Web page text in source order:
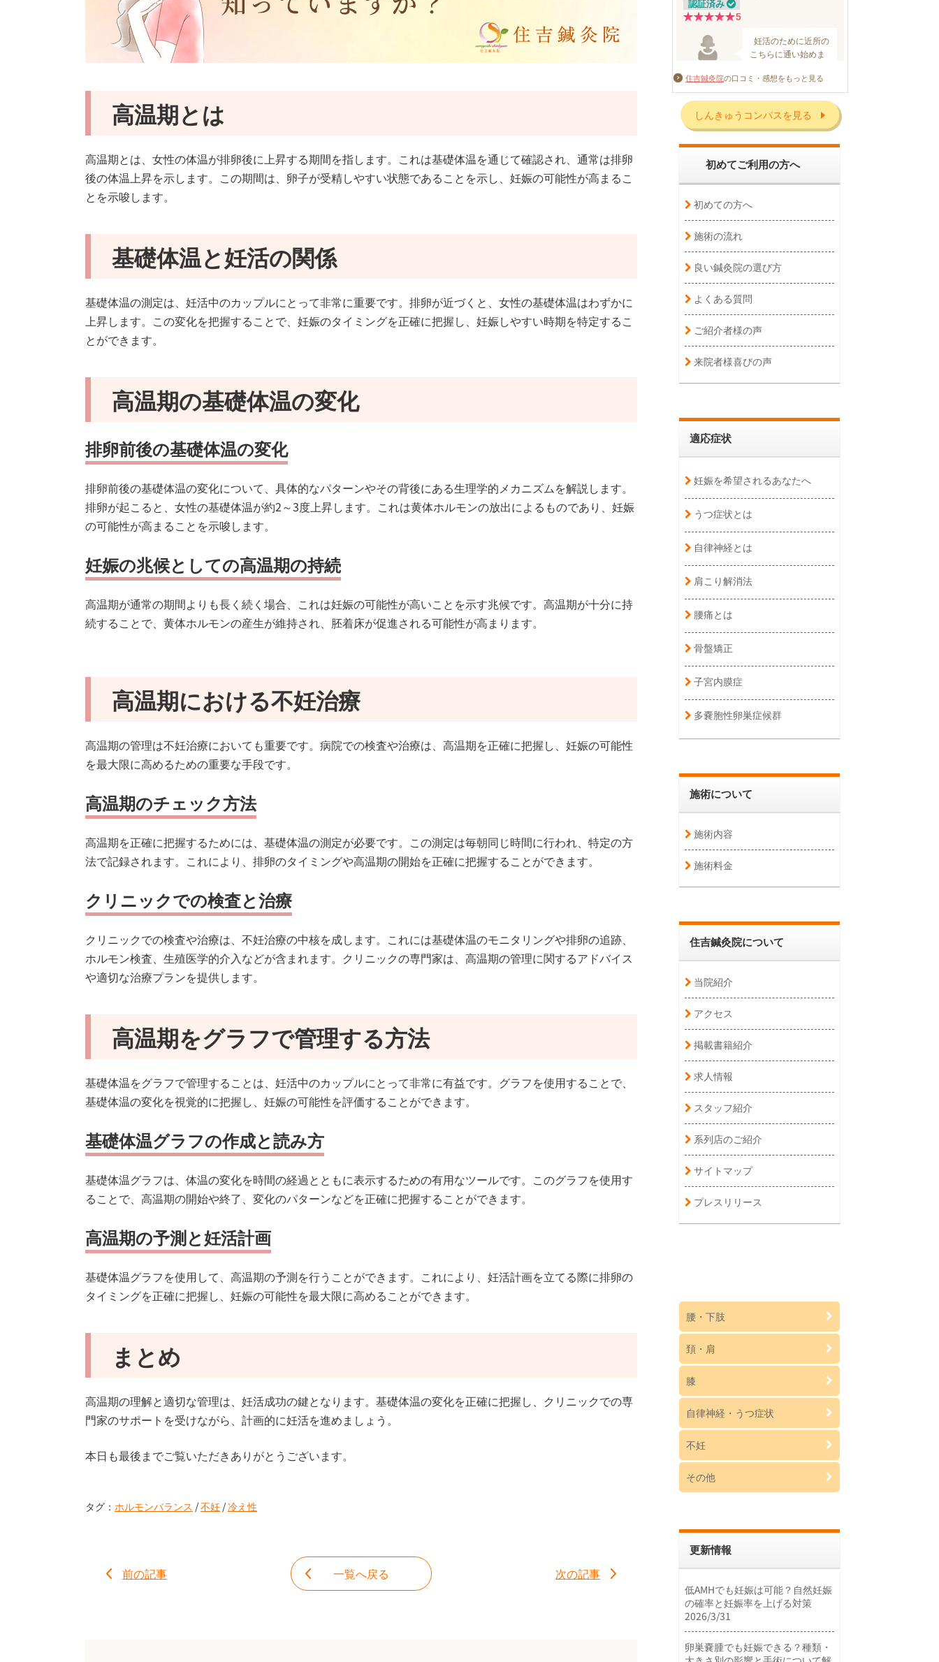
高温期とは
高温期とは、女性の体温が排卵後に上昇する期間を指します。これは基礎体温を通じて確認され、通常は排卵
後の体温上昇を示します。この期間は、卵子が受精しやすい状態であることを示し、妊娠の可能性が高まるこ
とを示唆します。
基礎体温と妊活の関係
基礎体温の測定は、妊活中のカップルにとって非常に重要です。排卵が近づくと、女性の基礎体温はわずかに
上昇します。この変化を把握することで、妊娠のタイミングを正確に把握し、妊娠しやすい時期を特定するこ
とができます。
高温期の基礎体温の変化
排卵前後の基礎体温の変化
排卵前後の基礎体温の変化について、具体的なパターンやその背後にある生理学的メカニズムを解説します。
排卵が起こると、女性の基礎体温が約2～3度上昇します。これは黄体ホルモンの放出によるものであり、妊娠
の可能性が高まることを示唆します。
妊娠の兆候としての高温期の持続
高温期が通常の期間よりも長く続く場合、これは妊娠の可能性が高いことを示す兆候です。高温期が十分に持
続することで、黄体ホルモンの産生が維持され、胚着床が促進される可能性が高まります。
高温期における不妊治療
高温期の管理は不妊治療においても重要です。病院での検査や治療は、高温期を正確に把握し、妊娠の可能性
を最大限に高めるための重要な手段です。
高温期のチェック方法
高温期を正確に把握するためには、基礎体温の測定が必要です。この測定は毎朝同じ時間に行われ、特定の方
法で記録されます。これにより、排卵のタイミングや高温期の開始を正確に把握することができます。
クリニックでの検査と治療
クリニックでの検査や治療は、不妊治療の中核を成します。これには基礎体温のモニタリングや排卵の追跡、
ホルモン検査、生殖医学的介入などが含まれます。クリニックの専門家は、高温期の管理に関するアドバイス
や適切な治療プランを提供します。
高温期をグラフで管理する方法
基礎体温をグラフで管理することは、妊活中のカップルにとって非常に有益です。グラフを使用することで、
基礎体温の変化を視覚的に把握し、妊娠の可能性を評価することができます。
基礎体温グラフの作成と読み方
基礎体温グラフは、体温の変化を時間の経過とともに表示するための有用なツールです。このグラフを使用す
ることで、高温期の開始や終了、変化のパターンなどを正確に把握することができます。
高温期の予測と妊活計画
基礎体温グラフを使用して、高温期の予測を行うことができます。これにより、妊活計画を立てる際に排卵の
タイミングを正確に把握し、妊娠の可能性を最大限に高めることができます。
まとめ
高温期の理解と適切な管理は、妊活成功の鍵となります。基礎体温の変化を正確に把握し、クリニックでの専
門家のサポートを受けながら、計画的に妊活を進めましょう。
本日も最後までご覧いただきありがとうございます。
タグ： ホルモンバランス /不妊 /冷え性
前の記事 一覧へ戻る 次の記事
住吉鍼灸院の口コミ・感想をもっと見る
しんきゅうコンパスを見る
初めてご利用の方へ
初めての方へ
施術の流れ
良い鍼灸院の選び方
よくある質問
ご紹介者様の声
来院者様喜びの声
適応症状
妊娠を希望されるあなたへ
うつ症状とは
自律神経とは
肩こり解消法
腰痛とは
骨盤矯正
子宮内膜症
多嚢胞性卵巣症候群
施術について
施術内容
施術料金
住吉鍼灸院について
当院紹介
アクセス
掲載書籍紹介
求人情報
スタッフ紹介
系列店のご紹介
サイトマップ
プレスリリース
腰・下肢
頚・肩
膝
自律神経・うつ症状
不妊
その他
更新情報
低AMHでも妊娠は可能？自然妊娠
の確率と妊娠率を上げる対策
2026/3/31
卵巣嚢腫でも妊娠できる？種類・